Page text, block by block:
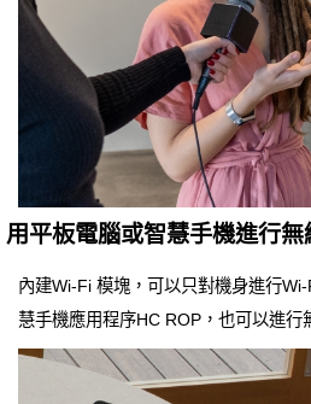
用平板電腦或智慧手機進行無
內建Wi-Fi 模塊，可以只對機身進行
慧手機應用程序HC ROP，也可以進行